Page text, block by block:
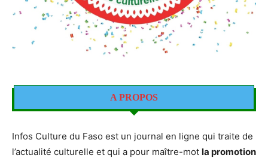
A PROPOS
Infos Culture du Faso est un journal en ligne qui traite de
l’actualité culturelle et qui a pour maître-mot la promotion